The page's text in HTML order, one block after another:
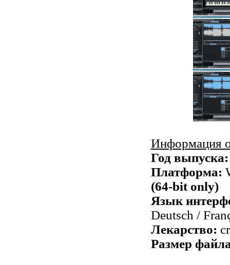
Информация
Год выпуска:
Платформа:
(64-bit only)
Язык
Deutsch /
Лекарство:
Размер